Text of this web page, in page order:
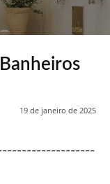
19 de janeiro de 2025